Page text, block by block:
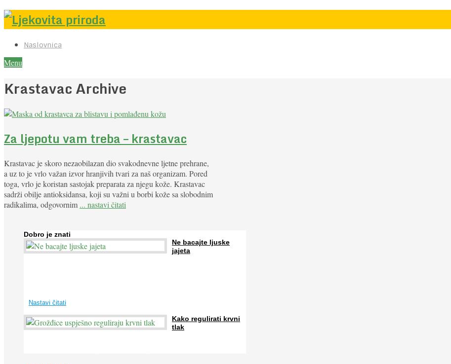
Naslovnica
Menu
Krastavac Archive
Za ljepotu vam treba – krastavac
Krastavac je skoro nezaobilazan dio svakodnevne ljetne prehrane,
a uz to je vrlo važan izvor hranjivih tvari za naš organizam. Pored
toga, vrlo je koristan sastojak preparata za njegu kože. Krastavac
sadrži obilje antioksidansa, koji su važni u borbi kože sa slobodnim
radikalima, odgovornim ... nastavi čitati
Dobro je znati
Ne bacajte ljuske
jajeta
Nastavi čitati
Kako regulirati krvni
tlak